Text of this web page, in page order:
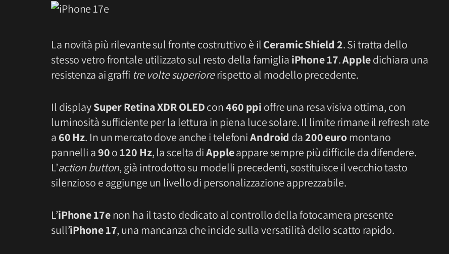
La novità più rilevante sul fronte costruttivo è ilCeramic Shield 2. Si tratta dello
stesso vetro frontale utilizzato sul resto della famiglia iPhone 17.Appledichiara una
resistenza ai graffi tre volte superiorerispetto al modello precedente.
Il displaySuper Retina XDR OLEDcon460 ppi offre una resa visiva ottima, con
luminosità sufficiente per la lettura in piena luce solare. Il limite rimane il refresh rate
a 60 Hz. In un mercato dove anche i telefoniAndroid da200 euromontano
pannelli a90o120 Hz, la scelta diAppleappare sempre più difficile da difendere.
L’action button, già introdotto su modelli precedenti, sostituisce il vecchio tasto
silenzioso e aggiunge un livello di personalizzazione apprezzabile.
L’iPhone 17enon ha il tasto dedicato al controllo della fotocamera presente
sull’iPhone 17, una mancanza che incide sulla versatilità dello scatto rapido.